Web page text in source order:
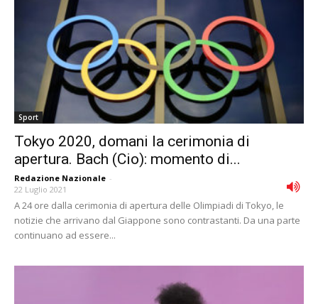
Sport
Tokyo 2020, domani la cerimonia di
apertura. Bach (Cio): momento di...
Redazione Nazionale -
22 Luglio 2021
A 24 ore dalla cerimonia di apertura delle Olimpiadi di Tokyo, le
notizie che arrivano dal Giappone sono contrastanti. Da una parte
continuano ad essere...